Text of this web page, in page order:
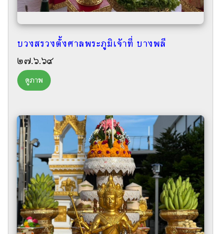
บวงสรวงตั้งศาลพระภูมิเจ้าที่ บางพลี
๒๗.๖.๖๙
ดูภาพ